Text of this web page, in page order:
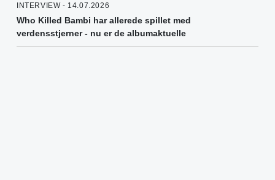
INTERVIEW - 14.07.2026
Who Killed Bambi har allerede spillet med
verdensstjerner - nu er de albumaktuelle